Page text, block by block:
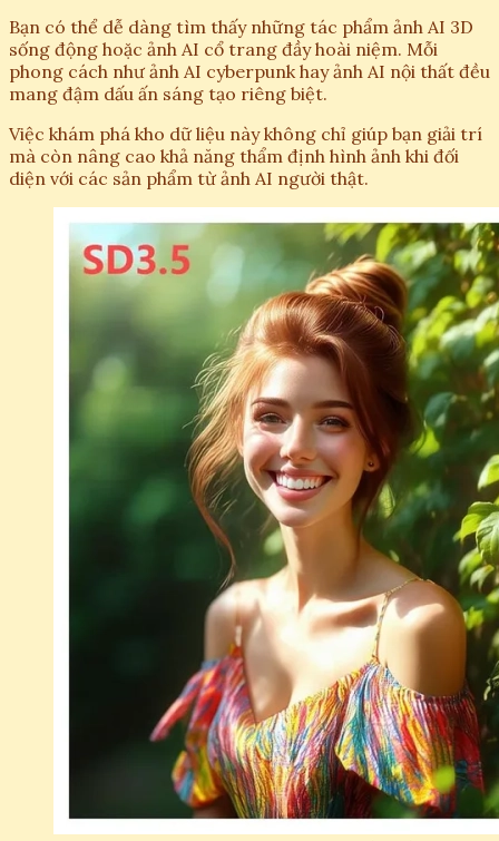
Bạn có thể dễ dàng tìm thấy những tác phẩm ảnh AI 3D
sống động hoặc ảnh AI cổ trang đầy hoài niệm. Mỗi
phong cách như ảnh AI cyberpunk hay ảnh AI nội thất đều
mang đậm dấu ấn sáng tạo riêng biệt.
Việc khám phá kho dữ liệu này không chỉ giúp bạn giải trí
mà còn nâng cao khả năng thẩm định hình ảnh khi đối
diện với các sản phẩm từ ảnh AI người thật.